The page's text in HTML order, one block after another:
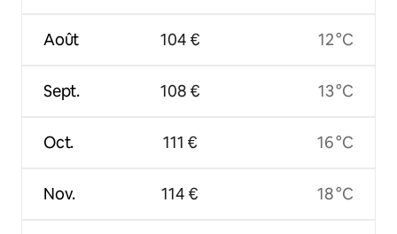
Août
Sept.
Oct.
Nov.
104 €
108 €
111 €
114 €
12 °C
13 °C
16 °C
18 °C